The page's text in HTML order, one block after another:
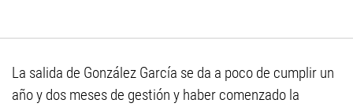
La salida de González García se da a poco de cumplir un
año y dos meses de gestión y haber comenzado la